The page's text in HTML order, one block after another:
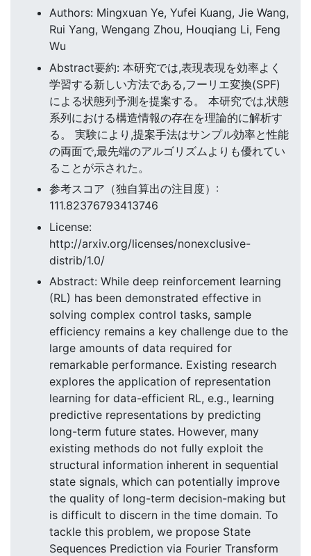
Authors: Mingxuan Ye, Yufei Kuang, Jie Wang,
Rui Yang, Wengang Zhou, Houqiang Li, Feng
Wu
Abstract要約: 本研究では,表現表現を効率よく
学習する新しい方法である,フーリエ変換(SPF)
による状態列予測を提案する。 本研究では,状態
系列における構造情報の存在を理論的に解析す
る。 実験により,提案手法はサンプル効率と性能
の両面で,最先端のアルゴリズムよりも優れてい
ることが示された。
参考スコア（独自算出の注目度）:
111.82376793413746
License:
http://arxiv.org/licenses/nonexclusive-
distrib/1.0/
Abstract: While deep reinforcement learning
(RL) has been demonstrated effective in
solving complex control tasks, sample
efficiency remains a key challenge due to the
large amounts of data required for
remarkable performance. Existing research
explores the application of representation
learning for data-efficient RL, e.g., learning
predictive representations by predicting
long-term future states. However, many
existing methods do not fully exploit the
structural information inherent in sequential
state signals, which can potentially improve
the quality of long-term decision-making but
is difficult to discern in the time domain. To
tackle this problem, we propose State
Sequences Prediction via Fourier Transform